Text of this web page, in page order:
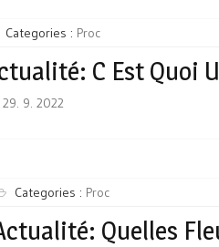
Categories : Proc
C Est Quoi
29. 9. 2022
Categories : Proc
Quelles